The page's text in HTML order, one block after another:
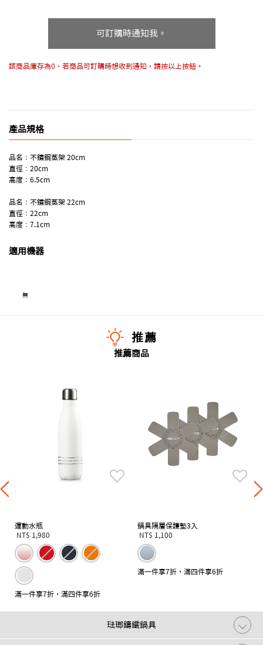
可訂購時通知我。
該商品庫存為0，若商品可訂購時想收到通知，請按以上按鈕。
產品規格
品名：不鏽鋼蒸架 20cm
直徑：20cm
高度：6.5cm
品名：不鏽鋼蒸架 22cm
直徑：22cm
高度：7.1cm
適用機器
無
推薦
推薦商品
運動水瓶
NT$ 1,980
滿一件享7折，滿四件享6折
鍋具隔層保護墊3入
NT$ 1,100
滿一件享7折，滿四件享6折
琺瑯鑄鐵鍋具